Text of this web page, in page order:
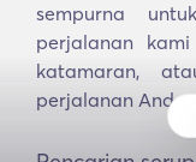
sempurna
perjalanan
katamaran,
perjalanan Anda.